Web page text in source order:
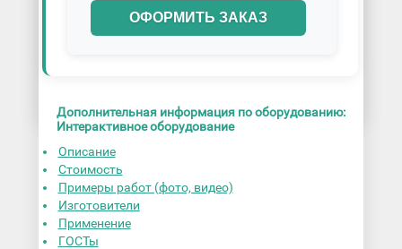
ОФОРМИТЬ ЗАКАЗ
Дополнительная информация по оборудованию:
Интерактивное оборудование
Описание
Стоимость
Примеры работ (фото, видео)
Изготовители
Применение
ГОСТы